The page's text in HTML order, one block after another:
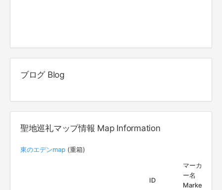
ブログ Blog
聖地巡礼マップ情報 Map Information
東のエデンmap (重箱)
ID
マーカ
ー名
Marker